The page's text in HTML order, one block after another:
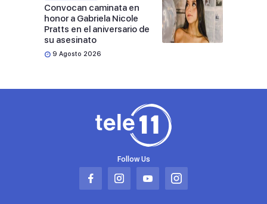
Convocan caminata en
honor a Gabriela Nicole
Pratts en el aniversario de
su asesinato
9 Agosto 2026
Follow Us
Abrir
Abrir
Abrir
Abrir